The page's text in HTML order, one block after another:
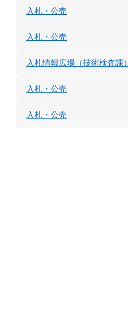
入札・公売
入札・公売
入札情報広場（技術検査課）
入札・公売
入札・公売